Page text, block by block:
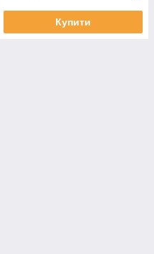
Купити